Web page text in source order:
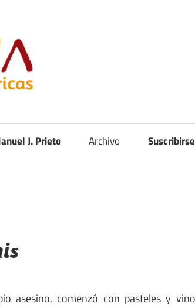
J. Prieto Archivo
asesino, comenzó con pasteles y vino